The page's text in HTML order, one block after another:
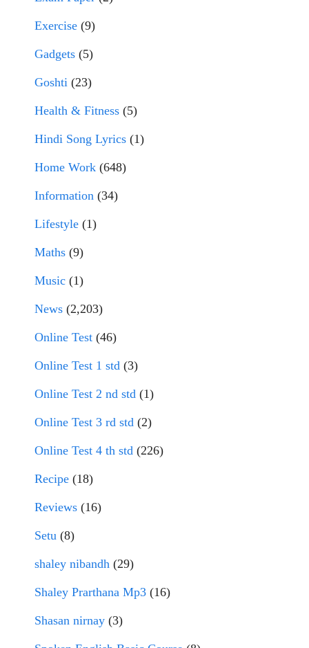
Exercise (9)
Gadgets (5)
Goshti (23)
Health & Fitness (5)
Hindi Song Lyrics (1)
Home Work (648)
Information (34)
Lifestyle (1)
Maths (9)
Music (1)
News (2,203)
Online Test (46)
Online Test 1 std (3)
Online Test 2 nd std (1)
Online Test 3 rd std (2)
Online Test 4 th std (226)
Recipe (18)
Reviews (16)
Setu (8)
shaley nibandh (29)
Shaley Prarthana Mp3 (16)
Shasan nirnay (3)